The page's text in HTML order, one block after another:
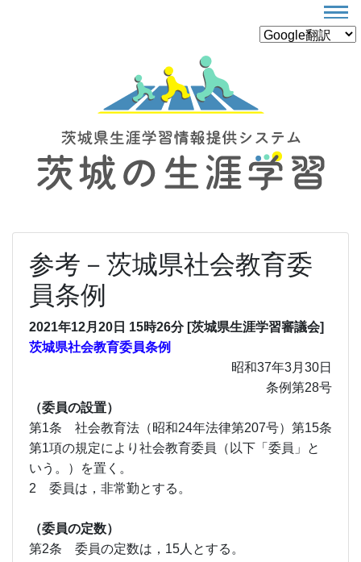
参考－茨城県社会教育委
員条例
2021年12月20日 15時26分 [茨城県生涯学習審議会]
茨城県社会教育委員条例
昭和37年3月30日
条例第28号
（委員の設置）
第1条 社会教育法（昭和24年法律第207号）第15条
第1項の規定により社会教育委員（以下「委員」と
いう。）を置く。
2 委員は，非常勤とする。
（委員の定数）
第2条 委員の定数は，15人とする。